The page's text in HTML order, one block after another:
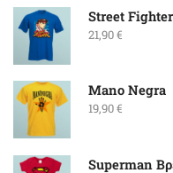
Street
21,90€
Mano Negra
19,90€
Superman